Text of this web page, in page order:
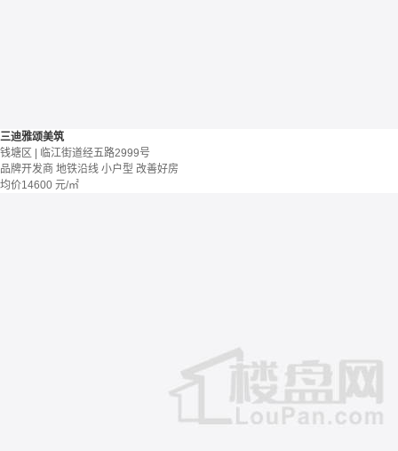
三迪雅颂美筑
钱塘区 | 临江街道经五路2999号
品牌开发商 地铁沿线 小户型 改善好房
均价14600 元/㎡